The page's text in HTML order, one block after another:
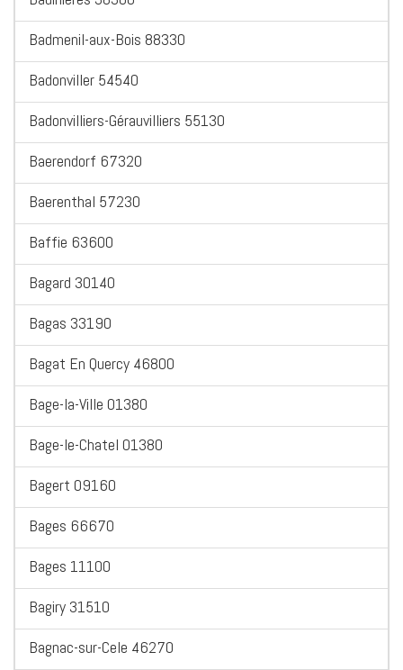
Badmenil-aux-Bois 88330
Badonviller 54540
Badonvilliers-Gérauvilliers 55130
Baerendorf 67320
Baerenthal 57230
Baffie 63600
Bagard 30140
Bagas 33190
Bagat En Quercy 46800
Bage-la-Ville 01380
Bage-le-Chatel 01380
Bagert 09160
Bages 66670
Bages 11100
Bagiry 31510
Bagnac-sur-Cele 46270